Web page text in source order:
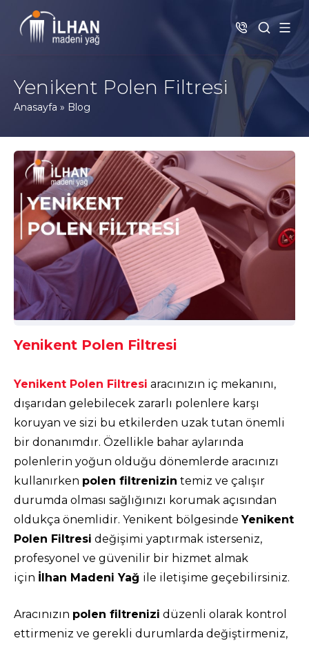
Yenikent Polen Filtresi
Anasayfa » Blog
Yenikent Polen Filtresi
Yenikent Polen Filtresi aracınızın iç mekanını,
dışarıdan gelebilecek zararlı polenlere karşı
koruyan ve sizi bu etkilerden uzak tutan önemli
bir donanımdır. Özellikle bahar aylarında
polenlerin yoğun olduğu dönemlerde aracınızı
kullanırken polen filtrenizin temiz ve çalışır
durumda olması sağlığınızı korumak açısından
oldukça önemlidir. Yenikent bölgesindeYenikent
Polen Filtresi değişimi yaptırmak isterseniz,
profesyonel ve güvenilir bir hizmet almak
için İlhan Madeni Yağ ile iletişime geçebilirsiniz.
Aracınızın polen filtrenizi düzenli olarak kontrol
ettirmeniz ve gerekli durumlarda değiştirmeniz,